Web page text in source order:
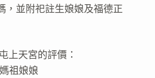
，並附祀註生娘娘及福德正
上天宮的評價：
祖娘娘